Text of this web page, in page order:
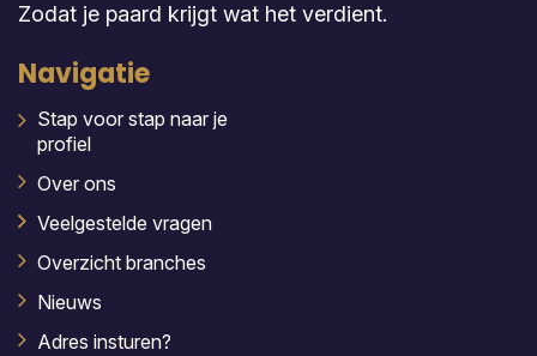
Zodat je paard krijgt wat het verdient.
Navigatie
Stap voor stap naar je
profiel
Over ons
Veelgestelde vragen
Overzicht branches
Nieuws
Adres insturen?